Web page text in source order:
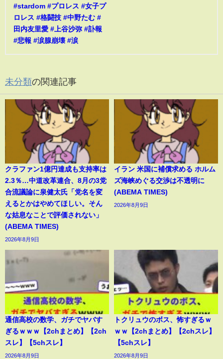
#stardom #プロレス #女子プ
ロレス #格闘技 #中野たむ #
田内友里愛 #上谷沙弥 #訃報
#悲報 #涙腺崩壊 #涙
未分類の関連記事
クラファン1億円達成も支持率は
2.3％…中道改革連合、8月の3党
合流議論に泉健太氏「党名を変
えるとかはやめてほしい。そん
な姑息なことで評価されない」
(ABEMA TIMES)
2026年8月9日
イラン 米国に補償求める ホルム
ズ海峡めぐる交渉は不透明に
(ABEMA TIMES)
2026年8月9日
通信高校の数学、ガチでヤバす
ぎるｗｗｗ【2chまとめ】【2ch
スレ】【5chスレ】
2026年8月9日
トクリュウのボス、怖すぎるｗ
ｗｗ【2chまとめ】【2chスレ】
【5chスレ】
2026年8月9日